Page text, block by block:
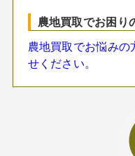
農地買取でお困り
農地買取でお悩み
せください。